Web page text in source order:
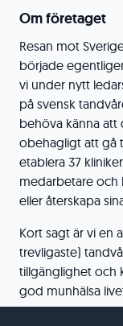
Om företaget
Resan mot
började
vi under nytt
på svensk
behöva känna att
obehagligt att gå
etablera 37
medarbetare och
eller återskapa
Kort sagt är vi en
trevligaste)
tillgänglighet och
god munhälsa